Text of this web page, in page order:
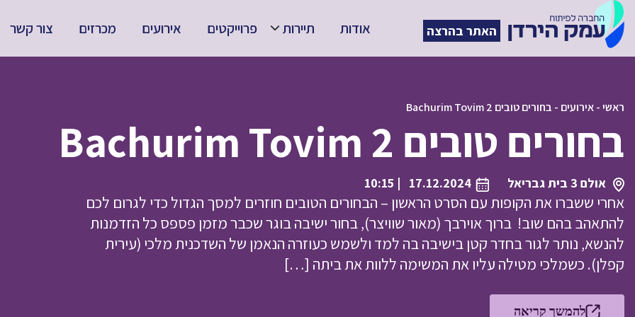
האתר בהרצה אודות תיירות פרוייקטים אירועים מכרזים צור קשר
ראשי-אירועים - בחורים טובים Bachurim Tovim 2
בחורים טובים Bachurim Tovim 2
אולם 3 בית גבריאל 17.12.2024
| 10:15
אחרי ששברו את הקופות עם הסרט הראשון – הבחורים הטובים חוזרים למסך הגדול כדי לגרום לכם
להתאהב בהם שוב! ברוך אוירבך (מאור שוויצר), בחור ישיבה בוגר שכבר מזמן פספס כל הזדמנות
להנשא, נותר לגור בחדר קטן בישיבה בה למד ולשמש כעוזרה הנאמן של השדכנית מלכי (עירית
קפלן). כשמלכי מטילה עליו את המשימה ללוות את ביתה […]
להמשך קריאה